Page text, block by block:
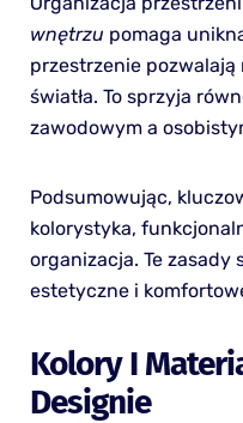
wnętrzu pomaga
przestrzenie pozwalają
światła. To sprzyja
zawodowym a
Podsumowując,
kolorystyka,
organizacja. Te zasady
estetyczne i
Kolory I
Designie